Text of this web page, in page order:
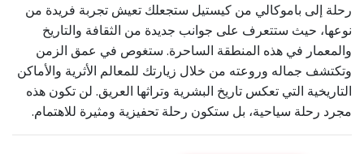
رحلة إلى باموكالي من كيستيل ستجعلك تعيش تجربة فريدة من
نوعها، حيث ستتعرف على جوانب جديدة من الثقافة والتاريخ
والمعمار في هذه المنطقة الساحرة. ستغوص في عمق الزمن
وتكتشف جماله وروعته من خلال زيارتك للمعالم الأثرية والأماكن
التاريخية التي تعكس تاريخ البشرية وتراثها العريق. لن تكون هذه
مجرد رحلة سياحية، بل ستكون رحلة تحفيزية ومثيرة للاهتمام.